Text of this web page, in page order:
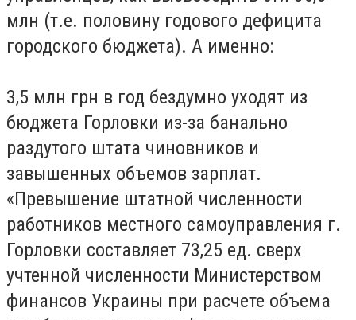
млн (т.е. половину годового дефицита
городского бюджета). А именно:
3,5 млн грн в год бездумно уходят из
бюджета Горловки из-за банально
раздутого штата чиновников и
завышенных объемов зарплат.
«Превышение штатной численности
работников местного самоуправления г.
Горловки составляет 73,25 ед. сверх
учтенной численности Министерством
финансов Украины при расчете объема